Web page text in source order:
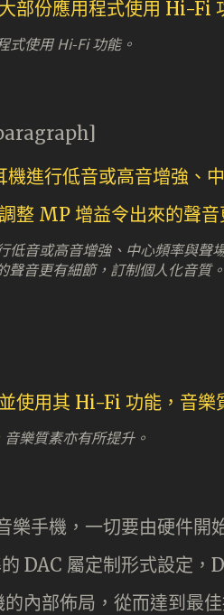
式使用 Hi-Fi 功能。
低音或高音增強、中心頻率與聲
聲音更有細節，訂制個人化音質。
樂質素亦有所提升。
樂手機，一切要由硬件開
DAC 屬定制形式設定，
內部佈局，從而達到最